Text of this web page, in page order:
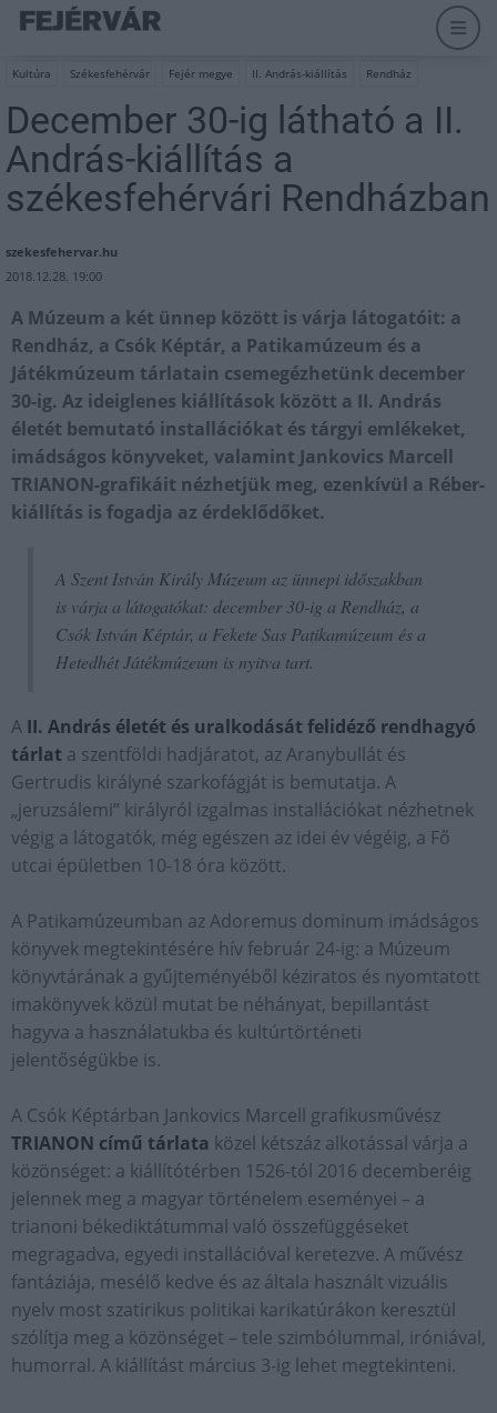
Kultúra Székesfehérvár Fejér megye II. András-kiállítás Rendház
December 30-ig látható a II.
András-kiállítás a
székesfehérvári Rendházban
szekesfehervar.hu
2018.12.28. 19:00
A Múzeum a két ünnep között is várja látogatóit: a
Rendház, a Csók Képtár, a Patikamúzeum és a
Játékmúzeum tárlatain csemegézhetünk december
30-ig. Az ideiglenes kiállítások között a II. András
életét bemutató installációkat és tárgyi emlékeket,
imádságos könyveket, valamint Jankovics Marcell
TRIANON-grafikáit nézhetjük meg, ezenkívül a Réber-
kiállítás is fogadja az érdeklődőket.
A Szent István Király Múzeum az ünnepi időszakban
is várja a látogatókat: december 30-ig a Rendház, a
Csók István Képtár, a Fekete Sas Patikamúzeum és a
Hetedhét Játékmúzeum is nyitva tart.
A II. András életét és uralkodását felidéző rendhagyó
tárlat a szentföldi hadjáratot, az Aranybullát és
Gertrudis királyné szarkofágját is bemutatja. A
„jeruzsálemi” királyról izgalmas installációkat nézhetnek
végig a látogatók, még egészen az idei év végéig, a Fő
utcai épületben 10-18 óra között.
A Patikamúzeumban az Adoremus dominum imádságos
könyvek megtekintésére hív február 24-ig: a Múzeum
könyvtárának a gyűjteményéből kéziratos és nyomtatott
imakönyvek közül mutat be néhányat, bepillantást
hagyva a használatukba és kultúrtörténeti
jelentőségükbe is.
A Csók Képtárban Jankovics Marcell grafikusművész
TRIANON című tárlata közel kétszáz alkotással várja a
közönséget: a kiállítótérben 1526-tól 2016 decemberéig
jelennek meg a magyar történelem eseményei – a
trianoni békediktátummal való összefüggéseket
megragadva, egyedi installációval keretezve. A művész
fantáziája, mesélő kedve és az általa használt vizuális
nyelv most szatirikus politikai karikatúrákon keresztül
szólítja meg a közönséget – tele szimbólummal, iróniával,
humorral. A kiállítást március 3-ig lehet megtekinteni.